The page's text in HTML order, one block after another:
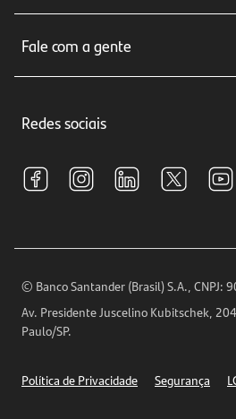
Seguros
Crédito e Financiamentos
Investimentos
Relações com Investidores
Fale com a gente
Central de Renegociação
S.A.C
Encontre nossas agências
Horários de Atendimento
Telefones
Redes sociais
© Banco Santander (Brasil) S.A.,
Av. Presidente Juscelino Kubitschek,
Paulo/SP.
Política de Privacidade Segurança